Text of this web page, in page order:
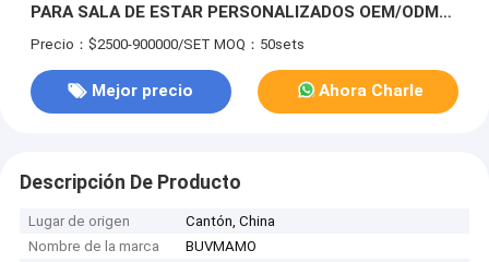
PARA SALA DE ESTAR PERSONALIZADOS OEM/ODM
PARA PROYECTOS DE VILLA
Precio：$2500-900000/SET MOQ：50sets
Mejor precio Ahora Charle
Descripción De Producto
Lugar de origen
Cantón, China
Nombre de la marca
BUVMAMO